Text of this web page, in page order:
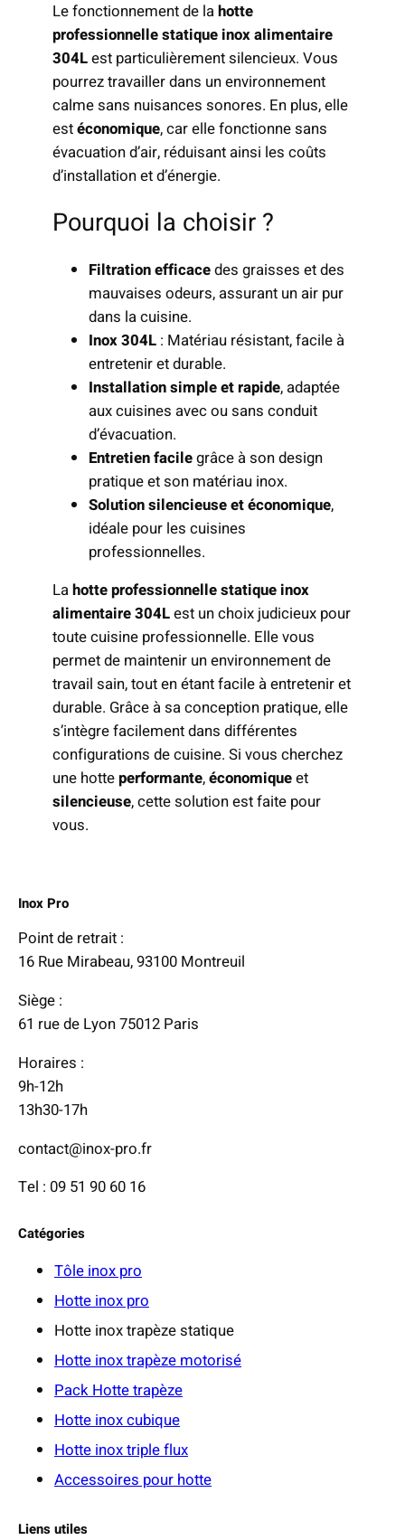
Le fonctionnement de lahotte
professionnelle statique inox alimentaire
304Lest particulièrement silencieux. Vous
pourrez travailler dans un environnement
calme sans nuisances sonores. En plus, elle
estéconomique, car elle fonctionne sans
évacuation d’air, réduisant ainsi les coûts
d’installation et d’énergie.
Pourquoi la choisir ?
Filtration efficacedes graisses et des
mauvaises odeurs, assurant un air pur
dans la cuisine.
Inox 304L : Matériau résistant, facile à
entretenir et durable.
Installation simple et rapide, adaptée
aux cuisines avec ou sans conduit
d’évacuation.
Entretien facilegrâce à son design
pratique et son matériau inox.
Solution silencieuse et économique,
idéale pour les cuisines
professionnelles.
Lahotte professionnelle statique inox
alimentaire 304Lest un choix judicieux pour
toute cuisine professionnelle. Elle vous
permet de maintenir un environnement de
travail sain, tout en étant facile à entretenir et
durable. Grâce à sa conception pratique, elle
s’intègre facilement dans différentes
configurations de cuisine. Si vous cherchez
une hotteperformante,économiqueet
silencieuse, cette solution est faite pour
vous.
Inox Pro
Point de retrait :
16 Rue Mirabeau, 93100 Montreuil
Siège :
61 rue de Lyon 75012 Paris
Horaires :
9h-12h
13h30-17h
contact@inox-pro.fr
Tel : 09 51 90 60 16
Catégories
Tôle inox pro
Hotte inox pro
Hotte inox trapèze statique
Hotte inox trapèze motorisé
Pack Hotte trapèze
Hotte inox cubique
Hotte inox triple flux
Accessoires pour hotte
Liens utiles